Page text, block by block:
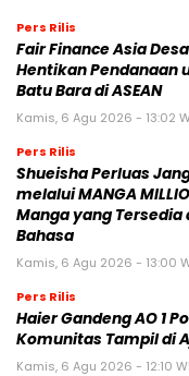
Pers Rilis
Fair Finance Asia
Hentikan Pendanaan
Batu Bara di ASEAN
Kamis, 6 Agu 2026 - 13:02
Pers Rilis
Shueisha Perluas
melalui MANGA
Manga yang Tersedia
Bahasa
Kamis, 6 Agu 2026 - 13:00
Pers Rilis
Haier Gandeng AO 1
Komunitas Tampil di
Kamis, 6 Agu 2026 - 12:10